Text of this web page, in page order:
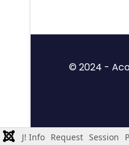
© 2024 -
J! Info Request Session